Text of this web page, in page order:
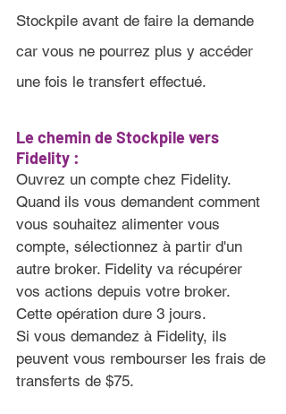
Stockpile avant de faire la demande
car vous ne pourrez plus y accéder
une fois le transfert effectué.
Le chemin de Stockpile vers
Fidelity :
Ouvrez un compte chez Fidelity.
Quand ils vous demandent comment
vous souhaitez alimenter vous
compte, sélectionnez à partir d'un
autre broker. Fidelity va récupérer
vos actions depuis votre broker.
Cette opération dure 3 jours.
Si vous demandez à Fidelity, ils
peuvent vous rembourser les frais de
transferts de $75.